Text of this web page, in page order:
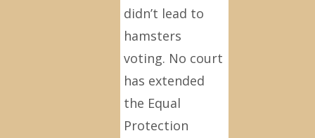
didn’t lead to
hamsters
voting. No court
has extended
the Equal
Protection